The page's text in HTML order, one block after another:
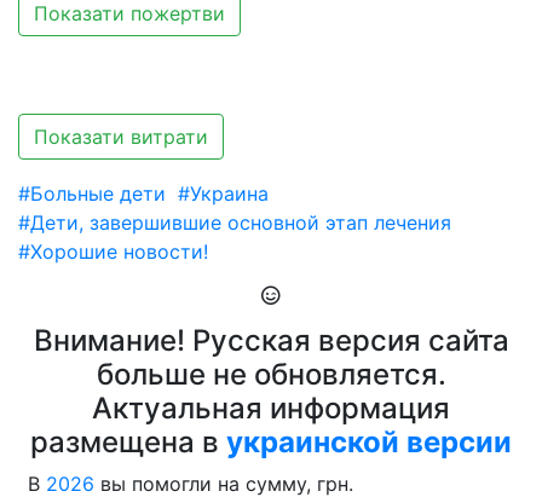
Показати пожертви
Показати витрати
#Больные дети #Украина
#Дети, завершившие основной этап лечения
#Хорошие новости!
Внимание! Русская версия сайта
больше не обновляется.
Актуальная информация
размещена в украинской версии
В 2026 вы помогли на сумму, грн.